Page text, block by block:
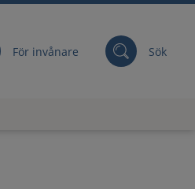
För invånare Sök